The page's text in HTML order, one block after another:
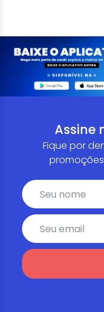
Assine
Fique por